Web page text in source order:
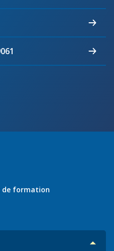
électriciens
de formation